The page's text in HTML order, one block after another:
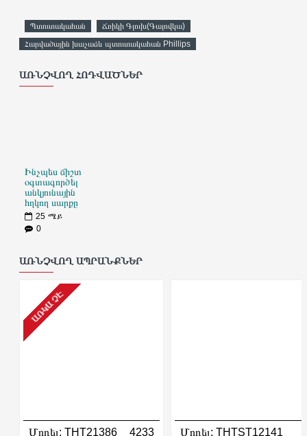
Պտուտակահան
Ճռիկի Գլուխ(Գալովկա)
Հարվածային խաչաձև պտուտակահան Phillips
ԱՌՆՉՎՈՂ ՀՈԴՎԱԾՆԵՐ
Ինչպես ճիշտ
օգտագործել
անկյունային
հղկող սարքը
25 ሜይ
0
ԱՌՆՉՎՈՂ ԱՊՐԱՆՔՆԵՐ
ԱՌԿԱ ՉԷ
Մոդել: THT21386 4233 Մոդել: THTST12141